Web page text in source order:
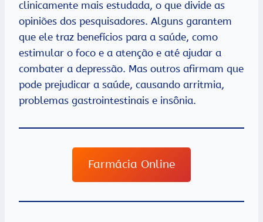
clinicamente mais estudada, o que divide as
opiniões dos pesquisadores. Alguns garantem
que ele traz benefícios para a saúde, como
estimular o foco e a atenção e até ajudar a
combater a depressão. Mas outros afirmam que
pode prejudicar a saúde, causando arritmia,
problemas gastrointestinais e insônia.
Farmácia Online